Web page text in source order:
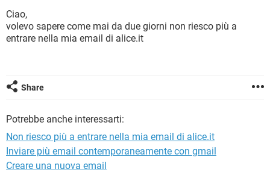
TIKTOK
HARDWARE
INSTAGRAM WHATSAPP
INTRATTENIMENTO
iOS
Ciao,
volevo sapere come mai da due giorni non riesco più a
entrare nella mia email di alice.it
Share
Potrebbe anche interessarti:
Non riesco più a entrare nella mia email di alice.it
Inviare più email contemporaneamente con gmail
Creare una nuova email